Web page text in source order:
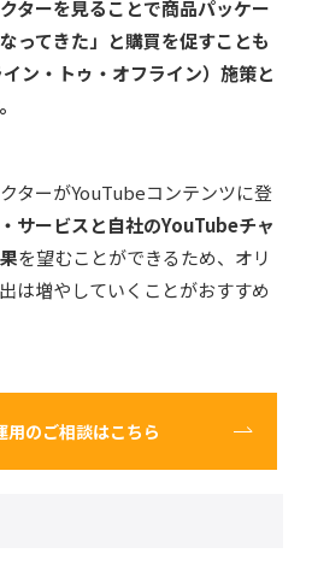
ターを見ることで商品パッケー
ってきた」と購買を促すことも
ン・トゥ・オフライン）施策と
ターがYouTubeコンテンツに登
サービスと自社のYouTubeチャ
を望むことができるため、オリ
は増やしていくことがおすすめ
のご相談はこちら